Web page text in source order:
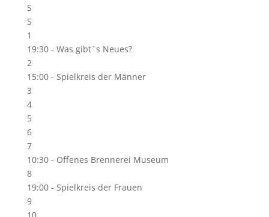
S
S
1
19:30 - Was gibt`s Neues?
2
15:00 - Spielkreis der Männer
3
4
5
6
7
10:30 - Offenes Brennerei Museum
8
19:00 - Spielkreis der Frauen
9